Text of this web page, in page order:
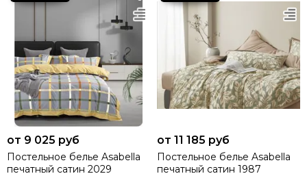
от 9 025 руб
Постельное белье Asabella
печатный сатин 2029
от 11 185 руб
Постельное белье Asabella
печатный сатин 1987